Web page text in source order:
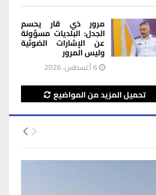
مرور ذي قار يحسم
الجدل: البلديات مسؤولة
عن الإشارات الضوئية
وليس المرور
6 أغسطس، 2026
تحميل المزيد من المواضيع